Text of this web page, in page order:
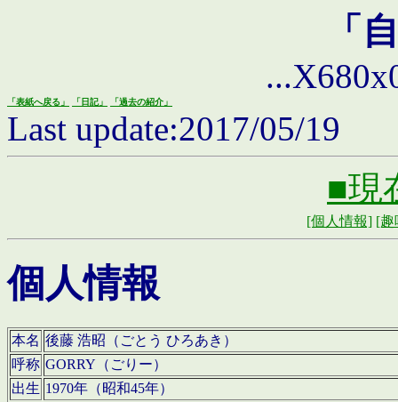
「
「表紙へ戻る」 「日記」 「過去の紹介」
Last update:2017/05/19
■現
[個人情報] [趣
個人情報
本名 後藤 浩昭（ごとう ひろあき）
呼称 GORRY（ごりー）
出生 1970年（昭和45年）